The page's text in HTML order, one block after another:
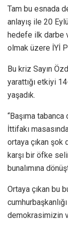
Tam bu esnada
anlayış ile 20
hedefe ilk darbe
olmak üzere İYİ
Bu kriz Sayın
yarattığı etkiyi
yaşadık.
“Başıma
İttifakı
ortaya çıkan şok
karşı bir öfke
bunalımına
Ortaya çıkan bu
demokrasimizin